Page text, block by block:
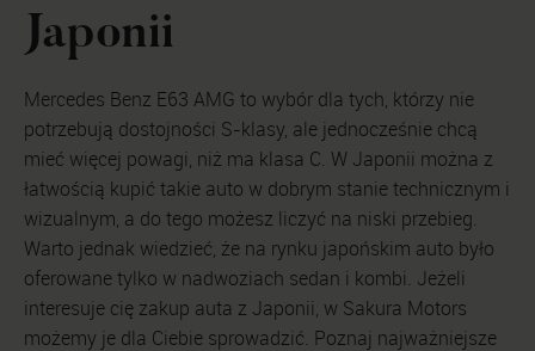
Japonii
Mercedes Benz E63 AMG to wybór dla tych, którzy nie
potrzebują dostojności S-klasy, ale jednocześnie chcą
mieć więcej powagi, niż ma klasa C. W Japonii można z
łatwością kupić takie auto w dobrym stanie technicznym i
wizualnym, a do tego możesz liczyć na niski przebieg.
Warto jednak wiedzieć, że na rynku japońskim auto było
oferowane tylko w nadwoziach sedan i kombi. Jeżeli
interesuje cię zakup auta z Japonii, w Sakura Motors
możemy je dla Ciebie sprowadzić. Poznaj najważniejsze